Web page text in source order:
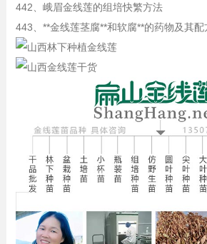
442、峨眉金线莲的组培快繁方法
443、**金线莲茎腐**和软腐**的药物及其